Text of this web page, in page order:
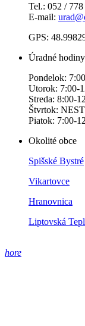
Tel.: 052 /
E-mail:
GPS:
Úradné hodiny
Pondelok:
Utorok: 7:00-
Streda: 8:00-
Štvrtok:
Piatok:
Okolité obce
Spišské Bystré
Vikartovce
Hranovnica
Liptovská
hore